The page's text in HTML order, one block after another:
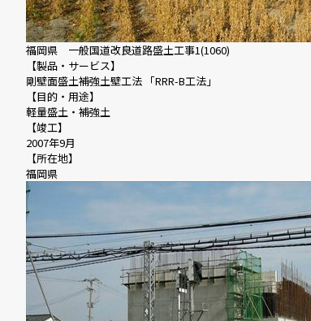
福岡県 一般国道改良道路盛土工事1(1060)
【製品・サービス】
剛壁面盛土補強土壁工法 「RRR-B工法」
【目的・用途】
軽量盛土・補強土
【竣工】
2007年9月
【所在地】
福岡県